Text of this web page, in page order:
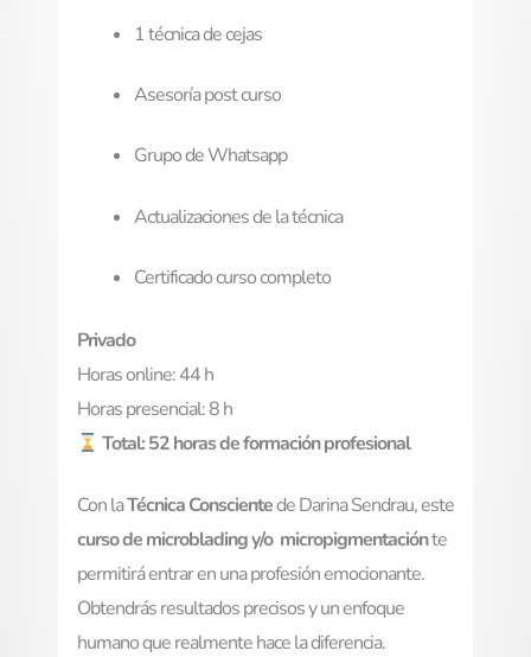
1 técnica de cejas
Asesoría post curso
Grupo de Whatsapp
Actualizaciones de la técnica
Certificado curso completo
Privado
Horas online: 44 h
Horas presencial: 8 h
Total: 52 horas de formación profesional
Con laTécnica Conscientede Darina Sendrau, este
curso de microblading y/o micropigmentaciónte
permitirá entrar en una profesión emocionante.
Obtendrás resultados precisos y un enfoque
humano que realmente hace la diferencia.